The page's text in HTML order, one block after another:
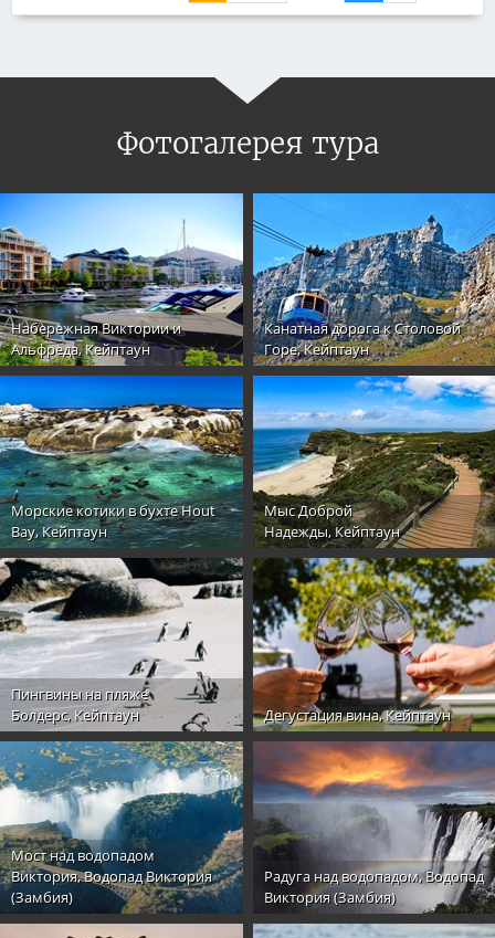
Фотогалерея тура
Набережная Виктории и
Альфреда, Кейптаун
Канатная дорога к Столовой
Горе, Кейптаун
Морские котики в бухте Hout
Bay, Кейптаун
Мыс Доброй
Надежды, Кейптаун
Пингвины на пляже
Болдерс, Кейптаун
Дегустация вина, Кейптаун
Мост над водопадом
Виктория, Водопад Виктория
(Замбия)
Радуга над водопадом, Водопад
Виктория (Замбия)